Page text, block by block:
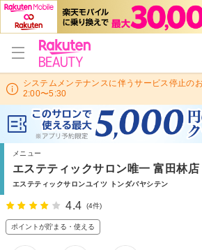
システムメンテナンスに伴うサービス停止の
2:00〜5:30
メニュー
エステティックサロン唯一 富田林店
エステティックサロンユイツ トンダバヤシテン
4.4 (4件)
ポイントが貯まる・使える